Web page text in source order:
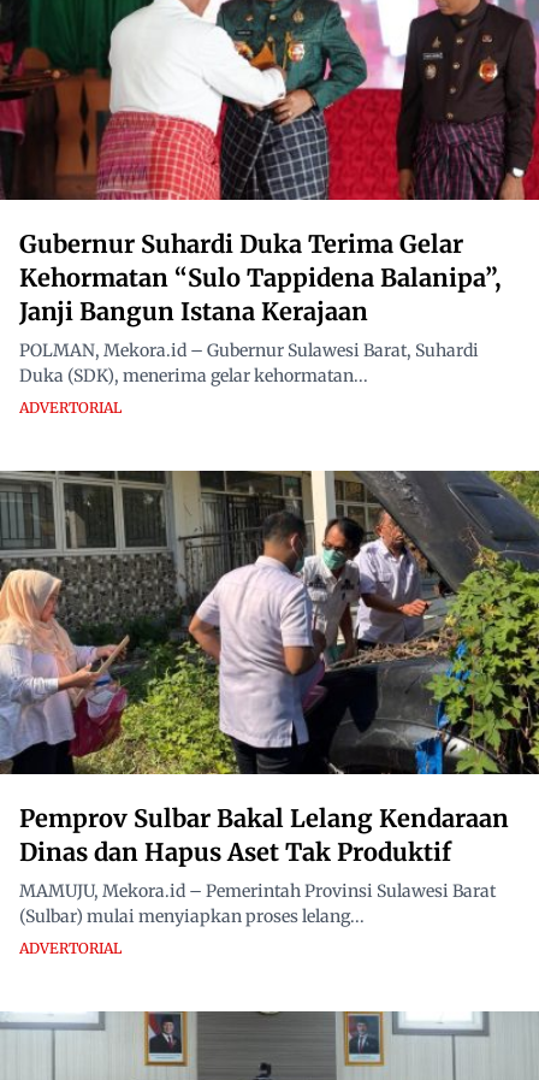
Gubernur Suhardi Duka Terima Gelar
Kehormatan “Sulo Tappidena Balanipa”,
Janji Bangun Istana Kerajaan
POLMAN, Mekora.id – Gubernur Sulawesi Barat, Suhardi
Duka (SDK), menerima gelar kehormatan...
ADVERTORIAL
Pemprov Sulbar Bakal Lelang Kendaraan
Dinas dan Hapus Aset Tak Produktif
MAMUJU, Mekora.id – Pemerintah Provinsi Sulawesi Barat
(Sulbar) mulai menyiapkan proses lelang...
ADVERTORIAL